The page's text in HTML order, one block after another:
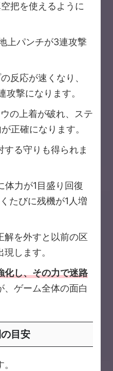
把を使えるように
上パンチが3連攻撃
反応が速くなり、
撃になります。
の上着が破れ、ステ
正確になります。
する守りも得られま
体力が1目盛り回復
たびに残機が1人増
解を外すと以前の区
します。
化し、その力で迷路
、ゲーム全体の面白
目安